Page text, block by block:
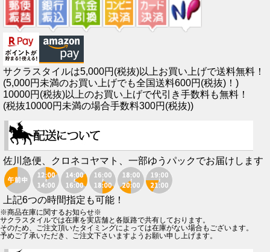
サクラスタイルは5,000円(税抜)以上お買い上げで送料無料！
(5,000円未満のお買い上げでも全国送料600円(税抜)！)
10000円(税抜)以上のお買い上げで代引き手数料も無料！
(税抜10000円未満の場合手数料300円(税抜))
佐川急便、クロネコヤマト、一部ゆうパックでお届けします
上記6つの時間指定も可能！
※商品在庫に関するお知らせ※
サクラスタイルでは在庫を実店舗と各販路で共有しております。
そのため、ご注文頂いたタイミングによっては在庫がない場合もございます。
予めご了承いただき、ご注文下さいますようお願い申し上げます。